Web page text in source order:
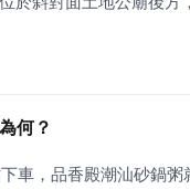
何？
車，品香殿潮汕砂鍋